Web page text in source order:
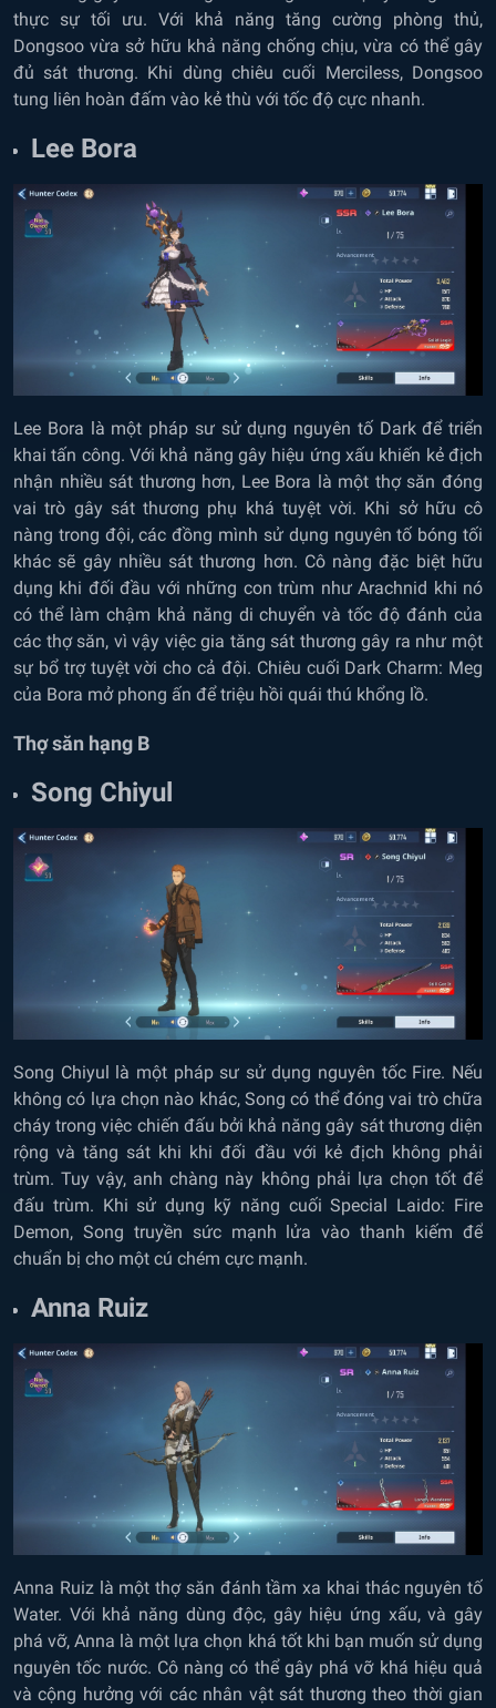
thực sự tối ưu. Với khả năng tăng cường phòng thủ,
Dongsoo vừa sở hữu khả năng chống chịu, vừa có thể gây
đủ sát thương. Khi dùng chiêu cuối Merciless, Dongsoo
tung liên hoàn đấm vào kẻ thù với tốc độ cực nhanh.
Lee Bora
Lee Bora là một pháp sư sử dụng nguyên tố Dark để triển
khai tấn công. Với khả năng gây hiệu ứng xấu khiến kẻ địch
nhận nhiều sát thương hơn, Lee Bora là một thợ săn đóng
vai trò gây sát thương phụ khá tuyệt vời. Khi sở hữu cô
nàng trong đội, các đồng mình sử dụng nguyên tố bóng tối
khác sẽ gây nhiều sát thương hơn. Cô nàng đặc biệt hữu
dụng khi đối đầu với những con trùm như Arachnid khi nó
có thể làm chậm khả năng di chuyển và tốc độ đánh của
các thợ săn, vì vậy việc gia tăng sát thương gây ra như một
sự bổ trợ tuyệt vời cho cả đội. Chiêu cuối Dark Charm: Meg
của Bora mở phong ấn để triệu hồi quái thú khổng lồ.
Thợ săn hạng B
Song Chiyul
Song Chiyul là một pháp sư sử dụng nguyên tốc Fire. Nếu
không có lựa chọn nào khác, Song có thể đóng vai trò chữa
cháy trong việc chiến đấu bởi khả năng gây sát thương diện
rộng và tăng sát khi khi đối đầu với kẻ địch không phải
trùm. Tuy vậy, anh chàng này không phải lựa chọn tốt để
đấu trùm. Khi sử dụng kỹ năng cuối Special Laido: Fire
Demon, Song truyền sức mạnh lửa vào thanh kiếm để
chuẩn bị cho một cú chém cực mạnh.
Anna Ruiz
Anna Ruiz là một thợ săn đánh tầm xa khai thác nguyên tố
Water. Với khả năng dùng độc, gây hiệu ứng xấu, và gây
phá vỡ, Anna là một lựa chọn khá tốt khi bạn muốn sử dụng
nguyên tốc nước. Cô nàng có thể gây phá vỡ khá hiệu quả
và cộng hưởng với các nhân vật sát thương theo thời gian